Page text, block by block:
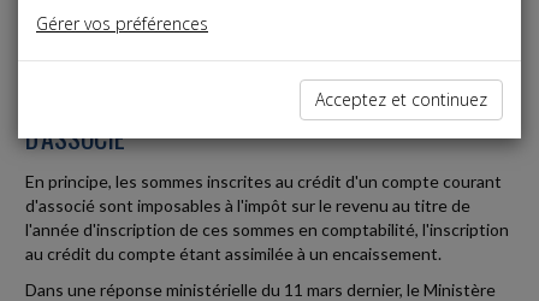
Fiscal TPE
Date: 2021-06-30
SOMMES AU CRÉDIT D'UN COMPTE COURANT
D'ASSOCIÉ
En principe, les sommes inscrites au crédit d'un compte courant
d'associé sont imposables à l'impôt sur le revenu au titre de
l'année d'inscription de ces sommes en comptabilité, l'inscription
au crédit du compte étant assimilée à un encaissement.
Dans une réponse ministérielle du 11 mars dernier, le Ministère
Gérer vos préférences
Acceptez et continuez